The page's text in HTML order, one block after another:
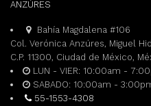
ANZÚRES
Bahía Magdalena #106
Col. Verónica Anzúres, Miguel
C.P. 11300, Ciudad de México,
LUN - VIER: 10:00am -
SABADO: 10:00am -
55-1553-4308